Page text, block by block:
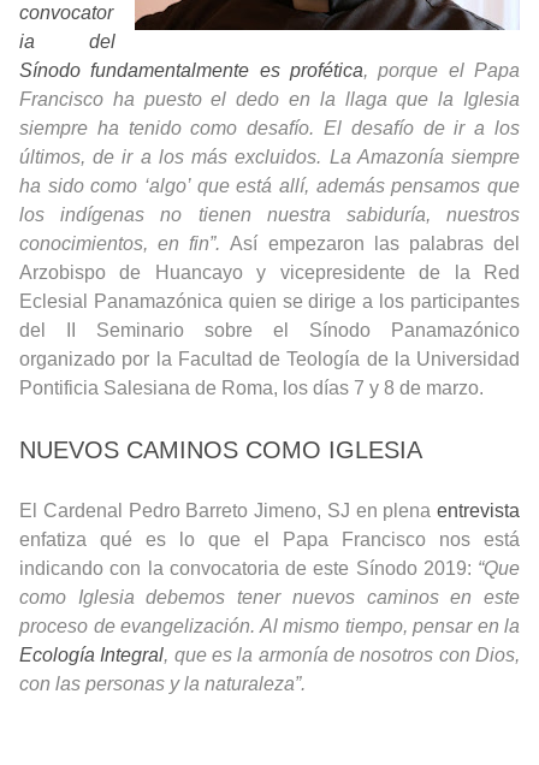
convocator
ia del
Sínodo fundamentalmente es profética, porque el Papa
Francisco ha puesto el dedo en la llaga que la Iglesia
siempre ha tenido como desafío. El desafío de ir a los
últimos, de ir a los más excluidos. La Amazonía siempre
ha sido como ‘algo’ que está allí, además pensamos que
los indígenas no tienen nuestra sabiduría, nuestros
conocimientos, en fin”. Así empezaron las palabras del
Arzobispo de Huancayo y vicepresidente de la Red
Eclesial Panamazónica quien se dirige a los participantes
del II Seminario sobre el Sínodo Panamazónico
organizado por la Facultad de Teología de la Universidad
Pontificia Salesiana de Roma, los días 7 y 8 de marzo.
NUEVOS CAMINOS COMO IGLESIA
El Cardenal Pedro Barreto Jimeno, SJ en plena entrevista
enfatiza qué es lo que el Papa Francisco nos está
indicando con la convocatoria de este Sínodo 2019: “Que
como Iglesia debemos tener nuevos caminos en este
proceso de evangelización. Al mismo tiempo, pensar en la
Ecología Integral, que es la armonía de nosotros con Dios,
con las personas y la naturaleza”.